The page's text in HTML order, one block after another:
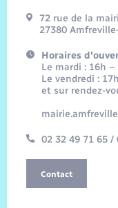
72 rue de la
27380
Horaires
Le mardi : 16h –
Le vendredi :
et sur rendez-
02 32 49 71 65 /
Contact